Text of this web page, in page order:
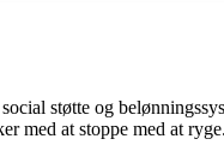
støtte og
med at stoppe med at ryge.